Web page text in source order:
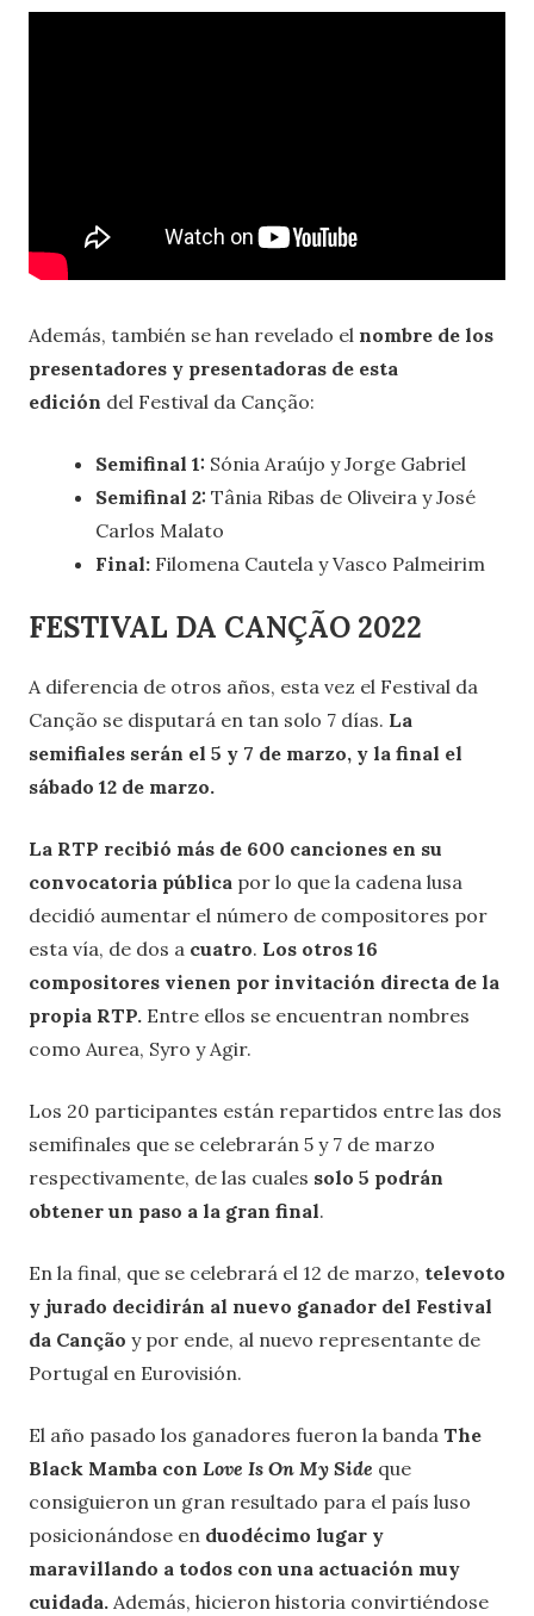
Además, también se han revelado el nombre de los
presentadores y presentadoras de esta
edición del Festival da Canção:
Semifinal 1: Sónia Araújo y Jorge Gabriel
Semifinal 2: Tânia Ribas de Oliveira y José
Carlos Malato
Final: Filomena Cautela y Vasco Palmeirim
FESTIVAL DA CANÇÃO 2022
A diferencia de otros años, esta vez el Festival da
Canção se disputará en tan solo 7 días. La
semifiales serán el 5 y 7 de marzo, y la final el
sábado 12 de marzo.
La RTP recibió más de 600 canciones en su
convocatoria pública por lo que la cadena lusa
decidió aumentar el número de compositores por
esta vía, de dos a cuatro. Los otros 16
compositores vienen por invitación directa de la
propia RTP. Entre ellos se encuentran nombres
como Aurea, Syro y Agir.
Los 20 participantes están repartidos entre las dos
semifinales que se celebrarán 5 y 7 de marzo
respectivamente, de las cuales solo 5 podrán
obtener un paso a la gran final.
En la final, que se celebrará el 12 de marzo, televoto
y jurado decidirán al nuevo ganador del Festival
da Canção y por ende, al nuevo representante de
Portugal en Eurovisión.
El año pasado los ganadores fueron la banda The
Black Mamba con Love Is On My Side que
consiguieron un gran resultado para el país luso
posicionándose en duodécimo lugar y
maravillando a todos con una actuación muy
cuidada. Además, hicieron historia convirtiéndose